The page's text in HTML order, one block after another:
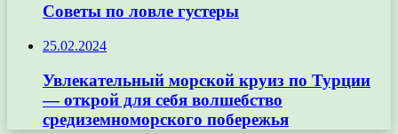
Советы по ловле густеры
25.02.2024
Увлекательный морской круиз по Турции
— открой для себя волшебство
средиземноморского побережья